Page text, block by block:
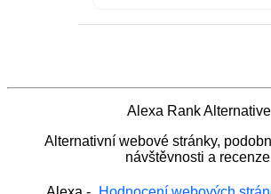
Alexa Rank Alternative
Alternativní webové stránky,
návštěvnosti a